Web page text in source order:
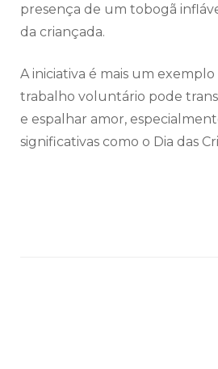
presença de um tobogã
da criançada.
A iniciativa é mais um
trabalho voluntário pode
e espalhar amor,
significativas como o Dia das